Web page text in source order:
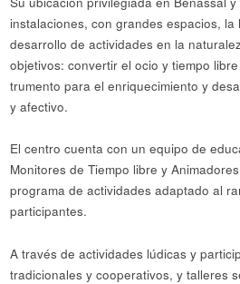
instalaciones, con grandes espacios, la
desarrollo de actividades en la
objetivos: convertir el ocio y tiempo
trumento para el enriquecimiento y
y afectivo.
El centro cuenta con un equipo de
Monitores de Tiempo libre y
programa de actividades adaptado al
participantes.
A través de actividades lúdicas y
tradicionales y cooperativos, y talleres